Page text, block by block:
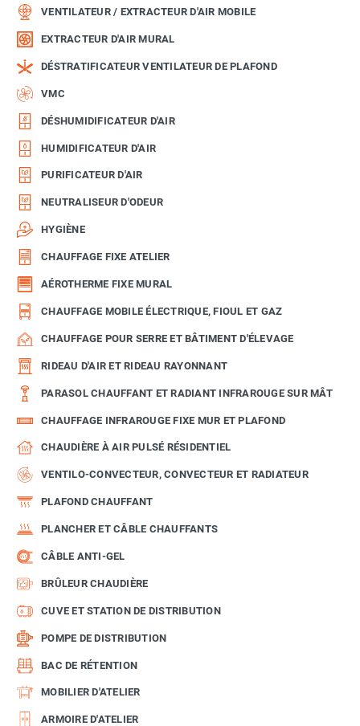
VENTILATEUR / EXTRACTEUR D'AIR MOBILE
EXTRACTEUR D'AIR MURAL
DÉSTRATIFICATEUR VENTILATEUR DE PLAFOND
VMC
DÉSHUMIDIFICATEUR D'AIR
HUMIDIFICATEUR D'AIR
PURIFICATEUR D'AIR
NEUTRALISEUR D'ODEUR
HYGIÈNE
CHAUFFAGE FIXE ATELIER
AÉROTHERME FIXE MURAL
CHAUFFAGE MOBILE ÉLECTRIQUE, FIOUL ET GAZ
CHAUFFAGE POUR SERRE ET BÂTIMENT D'ÉLEVAGE
RIDEAU D'AIR ET RIDEAU RAYONNANT
PARASOL CHAUFFANT ET RADIANT INFRAROUGE SUR MÂT
CHAUFFAGE INFRAROUGE FIXE MUR ET PLAFOND
CHAUDIÈRE À AIR PULSÉ RÉSIDENTIEL
VENTILO-CONVECTEUR, CONVECTEUR ET RADIATEUR
PLAFOND CHAUFFANT
PLANCHER ET CÂBLE CHAUFFANTS
CÂBLE ANTI-GEL
BRÛLEUR CHAUDIÈRE
CUVE ET STATION DE DISTRIBUTION
POMPE DE DISTRIBUTION
BAC DE RÉTENTION
MOBILIER D'ATELIER
ARMOIRE D'ATELIER